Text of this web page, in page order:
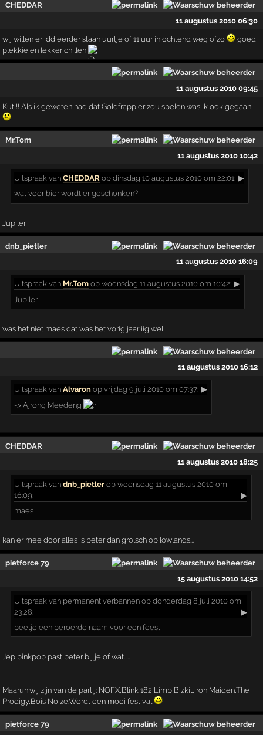
CHEDDAR
11 augustus 2010 06:30
wij willen er idd eerder staan uurtje of 11 uur in ochtend weg ofzo
goed
plekkie en lekker chillen
11 augustus 2010 09:45
Kut!!! Als ik geweten had dat Goldfrapp er zou spelen was ik ook gegaan
Mr.Tom
11 augustus 2010 10:42
Uitspraak vanCHEDDAR op dinsdag 10 augustus 2010 om 22:01: ▶
wat voor bier wordt er geschonken?
Jupiler
dnb_pietler
11 augustus 2010 16:09
Uitspraak van Mr.Tom op woensdag 11 augustus 2010 om 10:42: ▶
Jupiler
was het niet maes dat was het vorig jaar iig wel
11 augustus 2010 16:12
Uitspraak vanAlvaron op vrijdag 9 juli 2010 om 07:37: ▶
-> Ajrong Meedeng
CHEDDAR
11 augustus 2010 18:25
Uitspraak vandnb_pietler op woensdag 11 augustus 2010 om
16:09:
▶
maes
kan er mee door alles is beter dan grolsch op lowlands...
pietforce 79
15 augustus 2010 14:52
Uitspraak van permanent verbannen op donderdag 8 juli 2010 om
23:28:
▶
beetje een beroerde naam voor een feest
Jep,pinkpop past beter bij je of wat.....
Maaruh,wij zijn van de partij: NOFX,Blink 182,Limb Bizkit,Iron Maiden,The
Prodigy,Bois Noize.Wordt een mooi festival
pietforce 79